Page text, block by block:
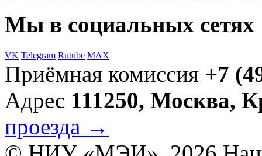
Мы в социальных сетях
VK Telegram Rutube MAX
Приёмная комиссия +7
Адрес 111250, Москва,
проезда →